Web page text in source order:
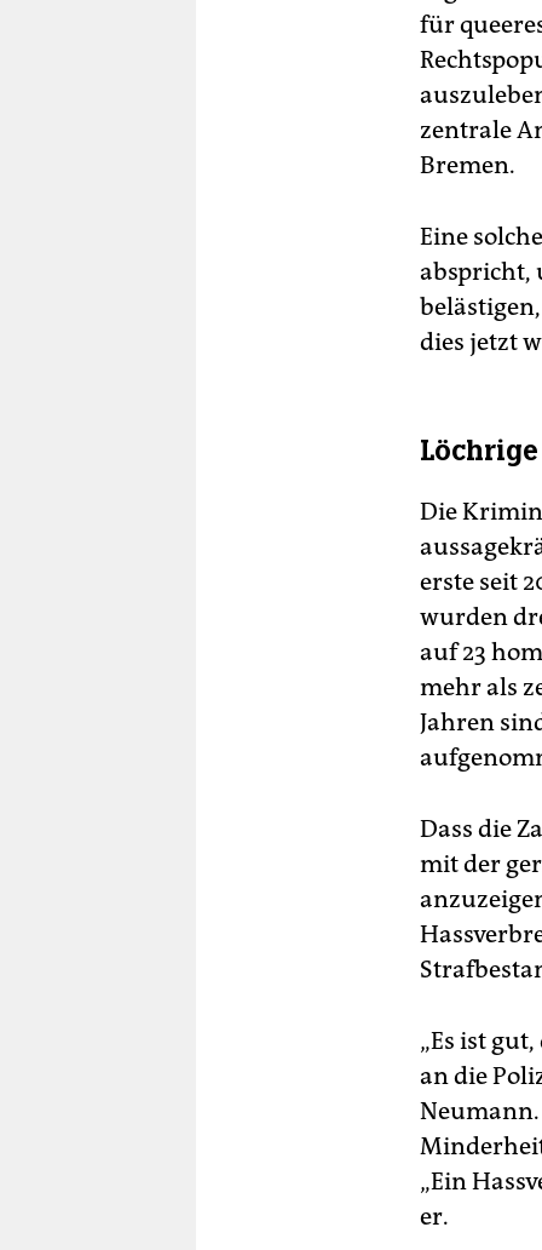
für
zentrale
Bremen.
Eine
abspricht,
dies jetzt
Die
erste seit
wurden
auf 23
mehr als
Jahren
Dass die
mit der
„Es ist
an die
„Ein
er.